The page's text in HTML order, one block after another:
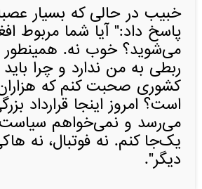
خبیب در حالی که بسیار
پاسخ داد:" آیا شما مربوط
می‌شوید؟ خوب نه. همینطور
ربطی به من ندارد و چرا
کشوری صحبت کنم که هزاران
است؟ امروز اینجا قرارداد
می‌رسد و نمی‌خواهم سیاست
یک‌جا کنم. نه فوتبال، نه
دیگر".